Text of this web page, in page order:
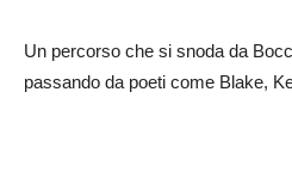
Un percorso che si snoda da
passando da poeti come Blake,